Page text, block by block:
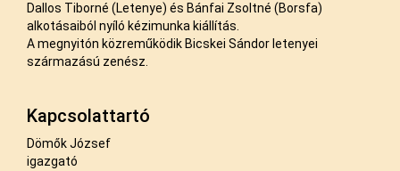
Dallos Tiborné (Letenye) és Bánfai Zsoltné (Borsfa)
alkotásaiból nyíló kézimunka kiállítás.
A megnyitón közreműködik Bicskei Sándor letenyei
származású zenész.
Kapcsolattartó
Dömők József
igazgató